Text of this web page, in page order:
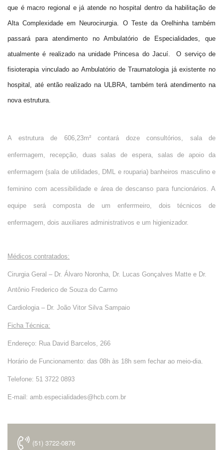
que é macro regional e já atende no hospital dentro da habilitação de
Alta Complexidade em Neurocirurgia. O Teste da Orelhinha também
passará para atendimento no Ambulatório de Especialidades, que
atualmente é realizado na unidade Princesa do Jacuí. O serviço de
fisioterapia vinculado ao Ambulatório de Traumatologia já existente no
hospital, até então realizado na ULBRA, também terá atendimento na
nova estrutura.
A estrutura de 606,23m² contará doze consultórios, sala de
enfermagem, recepção, duas salas de espera, salas de apoio da
enfermagem (sala de utilidades, DML e rouparia) banheiros masculino e
feminino com acessibilidade e área de descanso para funcionários. A
equipe será composta de um enferrmeiro, dois técnicos de
enfermagem, dois auxiliares administrativos e um higienizador.
Médicos contratados:
Cirurgia Geral – Dr. Álvaro Noronha, Dr. Lucas Gonçalves Matte e Dr.
Antônio Frederico de Souza do Carmo
Cardiologia – Dr. João Vitor Silva Sampaio
Ficha Técnica:
Endereço: Rua David Barcelos, 266
Horário de Funcionamento: das 08h às 18h sem fechar ao meio-dia.
Telefone: 51 3722 0893
E-mail: amb.especialidades@hcb.com.br
(51) 3722-0876